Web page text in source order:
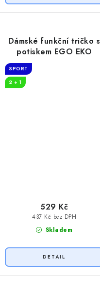
Dámské funkční tričko s
potiskem EGO EKO
SPORT
2 + 1
Skladem
437 Kč bez DPH
529 Kč